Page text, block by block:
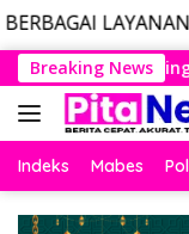
PUBLIK
Langsung
ke
konten
Breaking News
– Lampung
Indeks Mabes